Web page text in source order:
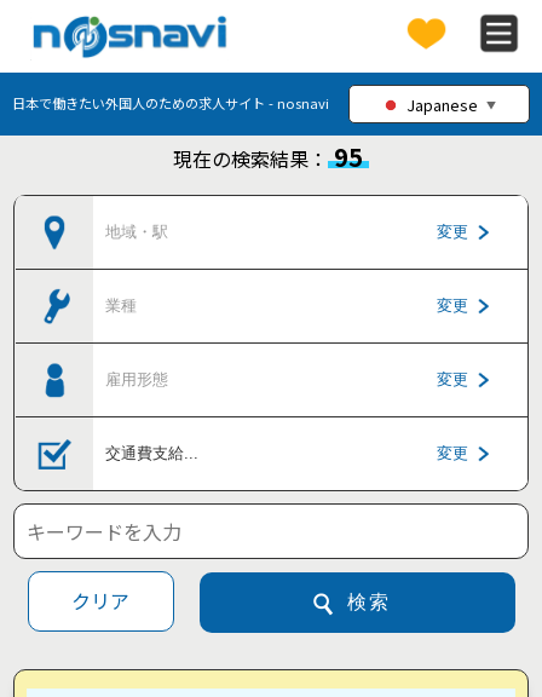
日本で働きたい外国人のための求人サイト - nosnavi Japanese ▼
現在の検索結果： 95
地域・駅 変更
業種 変更
雇用形態 変更
交通費支給... 変更
クリア 検索